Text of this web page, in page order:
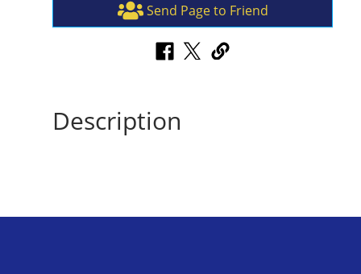
Send Page to Friend
Description